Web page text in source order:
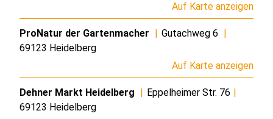
Auf Karte anzeigen
ProNatur der Gartenmacher Gutachweg 6
69123 Heidelberg
Auf Karte anzeigen
Dehner Markt Heidelberg Eppelheimer Str. 76
69123 Heidelberg